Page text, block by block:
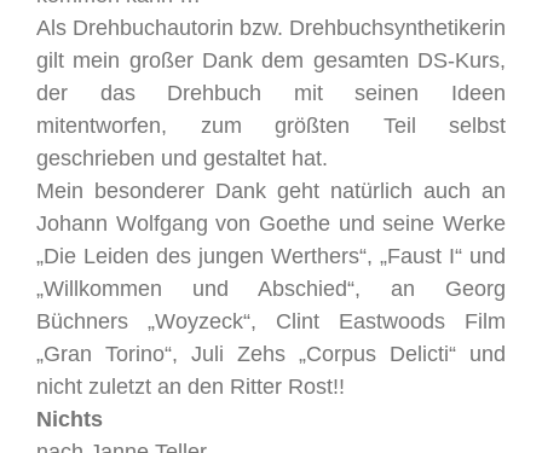
Als Drehbuchautorin bzw. Drehbuchsynthetikerin
gilt mein großer Dank dem gesamten DS-Kurs,
der das Drehbuch mit seinen Ideen
mitentworfen, zum größten Teil selbst
geschrieben und gestaltet hat.
Mein besonderer Dank geht natürlich auch an
Johann Wolfgang von Goethe und seine Werke
„Die Leiden des jungen Werthers“, „Faust I“ und
„Willkommen und Abschied“, an Georg
Büchners „Woyzeck“, Clint Eastwoods Film
„Gran Torino“, Juli Zehs „Corpus Delicti“ und
nicht zuletzt an den Ritter Rost!!
Nichts